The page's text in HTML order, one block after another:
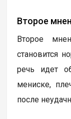
Второе
Второе
становится
речь идет
мениске,
после